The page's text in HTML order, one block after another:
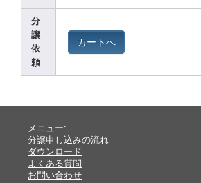
分
譲
依
頼
カートへ
メニュー:
分譲申し込みの流れ
ダウンロード
よくある質問
お問い合わせ